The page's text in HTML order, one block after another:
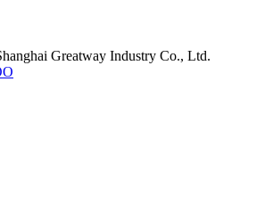
Greatway Industry Co., Ltd.